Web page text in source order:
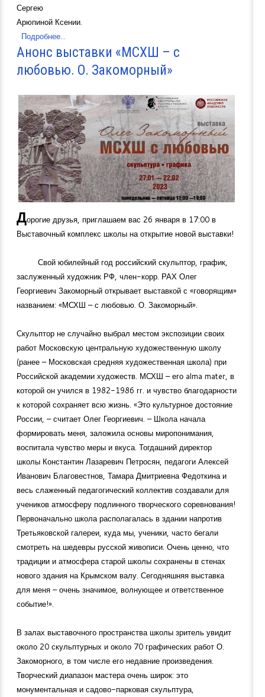
Сергею
Арюпиной Ксении.
Подробнее...
Анонс выставки «МСХШ – с
любовью. О. Закоморный»
Дорогие друзья, приглашаем вас 26 января в 17:00 в
Выставочный комплекс школы на открытие новой выставки!
Свой юбилейный год российский скульптор, график,
заслуженный художник РФ, член-корр. РАХ Олег
Георгиевич Закоморный открывает выставкой с «говорящим»
названием: «МСХШ – с любовью. О. Закоморный».
Скульптор не случайно выбрал местом экспозиции своих
работ Московскую центральную художественную школу
(ранее – Московская средняя художественная школа) при
Российской академии художеств. МСХШ – его alma mater, в
которой он учился в 1982-1986 гг. и чувство благодарности
к которой сохраняет всю жизнь. «Это культурное достояние
России, – считает Олег Георгиевич. – Школа начала
формировать меня, заложила основы миропонимания,
воспитала чувство меры и вкуса. Тогдашний директор
школы Константин Лазаревич Петросян, педагоги Алексей
Иванович Благовестнов, Тамара Дмитриевна Федоткина и
весь слаженный педагогический коллектив создавали для
учеников атмосферу подлинного творческого соревнования!
Первоначально школа располагалась в здании напротив
Третьяковской галереи, куда мы, ученики, часто бегали
смотреть на шедевры русской живописи. Очень ценно, что
традиции и атмосфера старой школы сохранены в стенах
нового здания на Крымском валу. Сегодняшняя выставка
для меня – очень значимое, волнующее и ответственное
событие!».
В залах выставочного пространства школы зритель увидит
около 20 скульптурных и около 70 графических работ О.
Закоморного, в том числе его недавние произведения.
Творческий диапазон мастера очень широк: это
монументальная и садово-парковая скульптура,